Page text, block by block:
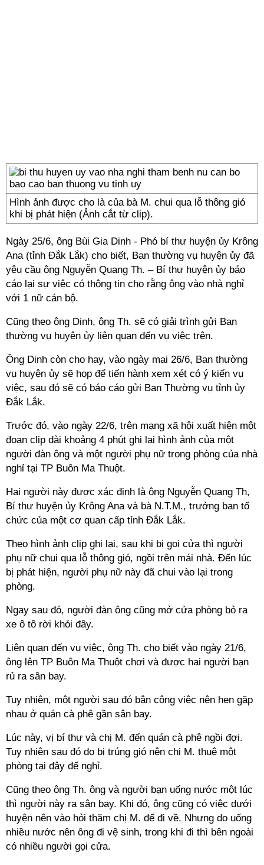
Hình ảnh được cho là của bà M. chui qua lỗ thông gió
khi bị phát hiện (Ảnh cắt từ clip).
Ngày 25/6, ông Bùi Gia Dinh - Phó bí thư huyện ủy Krông
Ana (tỉnh Đắk Lắk) cho biết, Ban thường vụ huyện ủy đã
yêu cầu ông Nguyễn Quang Th. – Bí thư huyện ủy báo
cáo lại sự việc có thông tin cho rằng ông vào nhà nghỉ
với 1 nữ cán bộ.
Cũng theo ông Dinh, ông Th. sẽ có giải trình gửi Ban
thường vụ huyện ủy liên quan đến vụ việc trên.
Ông Dinh còn cho hay, vào ngày mai 26/6, Ban thường
vụ huyện ủy sẽ họp để tiến hành xem xét có ý kiến vụ
việc, sau đó sẽ có báo cáo gửi Ban Thường vụ tỉnh ủy
Đắk Lắk.
Trước đó, vào ngày 22/6, trên mạng xã hội xuất hiện một
đoạn clip dài khoảng 4 phút ghi lại hình ảnh của một
người đàn ông và một người phụ nữ trong phòng của nhà
nghỉ tại TP Buôn Ma Thuột.
Hai người này được xác định là ông Nguyễn Quang Th,
Bí thư huyện ủy Krông Ana và bà N.T.M., trưởng ban tổ
chức của một cơ quan cấp tỉnh Đắk Lắk.
Theo hình ảnh clip ghi lại, sau khi bị gọi cửa thì người
phụ nữ chui qua lỗ thông gió, ngồi trên mái nhà. Đến lúc
bị phát hiện, người phụ nữ này đã chui vào lại trong
phòng.
Ngay sau đó, người đàn ông cũng mở cửa phòng bỏ ra
xe ô tô rời khỏi đây.
Liên quan đến vụ việc, ông Th. cho biết vào ngày 21/6,
ông lên TP Buôn Ma Thuột chơi và được hai người bạn
rủ ra sân bay.
Tuy nhiên, một người sau đó bận công việc nên hẹn gặp
nhau ở quán cà phê gần sân bay.
Lúc này, vị bí thư và chị M. đến quán cà phê ngồi đợi.
Tuy nhiên sau đó do bị trúng gió nên chị M. thuê một
phòng tại đây để nghỉ.
Cũng theo ông Th. ông và người bạn uống nước một lúc
thì người này ra sân bay. Khi đó, ông cũng có việc dưới
huyện nên vào hỏi thăm chị M. để đi về. Nhưng do uống
nhiều nước nên ông đi vệ sinh, trong khi đi thì bên ngoài
có nhiều người gọi cửa.